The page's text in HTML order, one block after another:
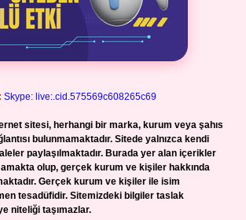
Skype: live:.cid.575569c608265c69
sitesi, herhangi bir marka, kurum veya şahıs
bulunmamaktadır. Sitede yalnızca kendi
paylaşılmaktadır. Burada yer alan içerikler
olup, gerçek kurum ve kişiler hakkında
Gerçek kurum ve kişiler ile isim
tesadüfidir. Sitemizdeki bilgiler taslak
niteliği taşımazlar.